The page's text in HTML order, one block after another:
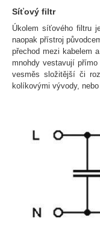
Síťový filtr
Úkolem síťového filtru
naopak přístroj
přechod mezi kabelem
mnohdy vestavují
vesměs složitější či
kolíkovými vývody,